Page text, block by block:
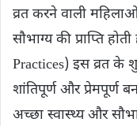
व्रत करने वाली
सौभाग्य की प्राप्ति
Practices) इस व्रत के
शांतिपूर्ण और प्रेमपूर्ण
अच्छा स्वास्थ्य और